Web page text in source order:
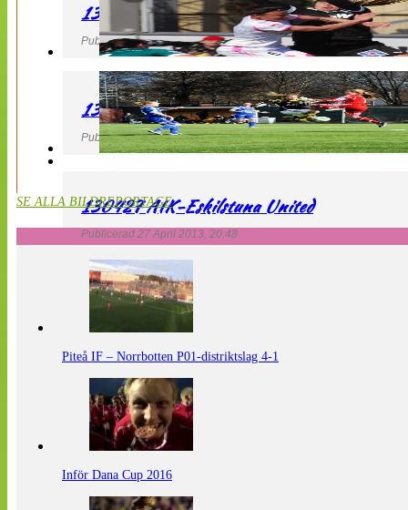
130427 IF Limhamn Bunkeflo – QBIK
Publicerad 27 April 2013, 21:10
130427 LdB FC Malmö – Mallbackens IF
Publicerad 27 April 2013, 20:54
130427 AIK-Eskilstuna United
Publicerad 27 April 2013, 20:48
SE ALLA BILDREPORTAGE
Piteå IF – Norrbotten P01-distriktslag 4-1
Inför Dana Cup 2016